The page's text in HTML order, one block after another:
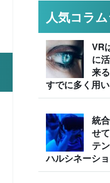
人気コラ
VR
に
来
すでに多く用
統
せ
テ
ハルシネーシ